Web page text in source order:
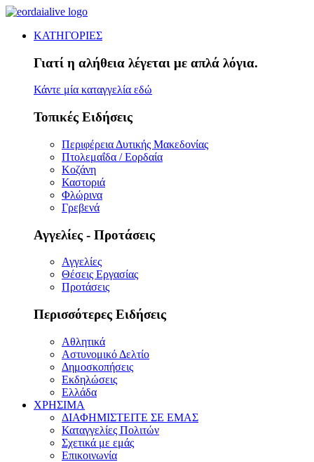
ΚΑΤΗΓΟΡΙΕΣ
Γιατί η αλήθεια λέγεται με απλά λόγια.
Κάντε μία καταγγελία εδώ
Τοπικές Ειδήσεις
Περιφέρεια Δυτικής Μακεδονίας
Πτολεμαΐδα / Εορδαία
Κοζάνη
Καστοριά
Φλώρινα
Γρεβενά
Αγγελίες - Προτάσεις
Αγγελίες
Θέσεις Εργασίας
Προτάσεις
Περισσότερες Ειδήσεις
Αθλητικά
Αστυνομικό Δελτίο
Δημοσκοπήσεις
Εκδηλώσεις
Ελλάδα
ΧΡΗΣΙΜΑ
ΔΙΑΦΗΜΙΣΤΕΙΤΕ ΣΕ ΕΜΑΣ
Καταγγελίες Πολιτών
Σχετικά με εμάς
Επικοινωνία